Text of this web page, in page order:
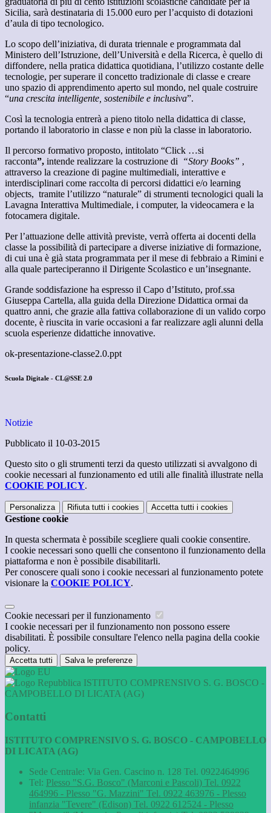
Sicilia, sarà destinataria di 15.000 euro per l’acquisto di dotazioni
d’aula di tipo tecnologico.
Lo scopo dell’iniziativa, di durata triennale e programmata dal
Ministero dell’Istruzione, dell’Università e della Ricerca, è quello di
diffondere, nella pratica didattica quotidiana, l’utilizzo costante delle
tecnologie, per superare il concetto tradizionale di classe e creare
uno spazio di apprendimento aperto sul mondo, nel quale costruire
“una crescita intelligente, sostenibile e inclusiva”.
Così la tecnologia entrerà a pieno titolo nella didattica di classe,
portando il laboratorio in classe e non più la classe in laboratorio.
Il percorso formativo proposto, intitolato “Click …si
racconta”, intende realizzare la costruzione di “Story Books” ,
attraverso la creazione di pagine multimediali, interattive e
interdisciplinari come raccolta di percorsi didattici e/o learning
objects, tramite l’utilizzo “naturale” di strumenti tecnologici quali la
Lavagna Interattiva Multimediale, i computer, la videocamera e la
fotocamera digitale.
Per l’attuazione delle attività previste, verrà offerta ai docenti della
classe la possibilità di partecipare a diverse iniziative di formazione,
di cui una è già stata programmata per il mese di febbraio a Rimini e
alla quale parteciperanno il Dirigente Scolastico e un’insegnante.
Grande soddisfazione ha espresso il Capo d’Istituto, prof.ssa
Giuseppa Cartella, alla guida della Direzione Didattica ormai da
quattro anni, che grazie alla fattiva collaborazione di un valido corpo
docente, è riuscita in varie occasioni a far realizzare agli alunni della
scuola esperienze didattiche innovative.
ok-presentazione-classe2.0.ppt
Scuola Digitale - CL@SSE 2.0
Notizie
Pubblicato il 10-03-2015
Questo sito o gli strumenti terzi da questo utilizzati si avvalgono di
cookie necessari al funzionamento ed utili alle finalità illustrate nella
COOKIE POLICY.
Personalizza Rifiuta tutti i cookies Accetta tutti i cookies
Gestione cookie
In questa schermata è possibile scegliere quali cookie consentire.
I cookie necessari sono quelli che consentono il funzionamento della
piattaforma e non è possibile disabilitarli.
Per conoscere quali sono i cookie necessari al funzionamento potete
visionare la COOKIE POLICY.
Cookie necessari per il funzionamento
I cookie necessari per il funzionamento non possono essere
disabilitati. È possibile consultare l'elenco nella pagina della cookie
policy.
Accetta tutti Salva le preferenze
ISTITUTO COMPRENSIVO S. G. BOSCO -
CAMPOBELLO DI LICATA (AG)
Contatti
ISTITUTO COMPRENSIVO S. G. BOSCO - CAMPOBELLO
DI LICATA (AG)
Sede Centrale: Via Gen. Cascino n. 128 Tel. 0922464996
Tel: Plesso "S.G. Bosco" (Marconi e Pascoli) Tel. 0922
464996 - Plesso "G. Mazzini" Tel. 0922 463976 - Plesso
infanzia "Tevere" (Edison) Tel. 0922 612524 - Plesso